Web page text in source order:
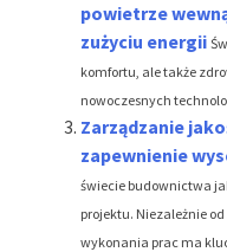
powietrze
zużyciu energii
komfortu, ale także
nowoczesnych
Zarządzanie
zapewnienie
świecie budownictwa
projektu. Niezależnie
wykonania prac ma